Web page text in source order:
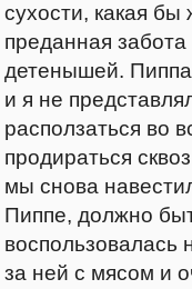
сухости, какая бы
преданная
детенышей.
и я не
расползаться во
продираться
мы снова
Пиппе, должно
воспользовалась
за ней с мясом и